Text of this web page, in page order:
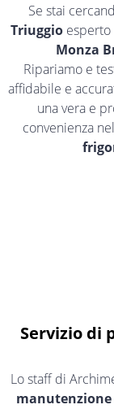
Se stai
Triuggioesperto
Monza
Ripariamo e
affidabile e
una vera e
convenienza
Servizio di
Lo staff di